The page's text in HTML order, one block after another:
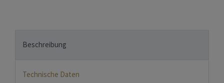
Beschreibung
Technische Daten